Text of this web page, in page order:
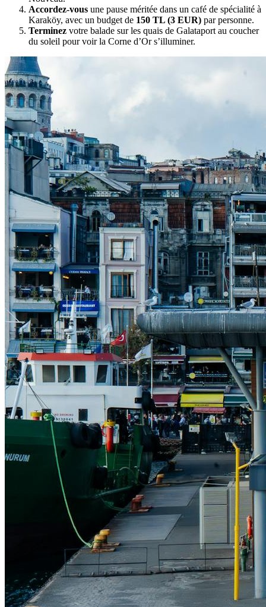
Accordez-vous une pause méritée dans un café de spécialité à
Karaköy, avec un budget de 150 TL (3 EUR) par personne.
Terminez votre balade sur les quais de Galataport au coucher
du soleil pour voir la Corne d’Or s’illuminer.